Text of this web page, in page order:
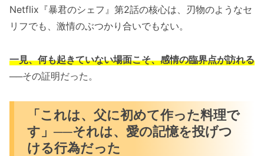
Netflix『暴君のシェフ』第2話の核心は、刃物のようなセ
リフでも、激情のぶつかり合いでもない。
一見、何も起きていない場面こそ、感情の臨界点が訪れる
──その証明だった。
「これは、父に初めて作った料理で
す」──それは、愛の記憶を投げつ
ける行為だった